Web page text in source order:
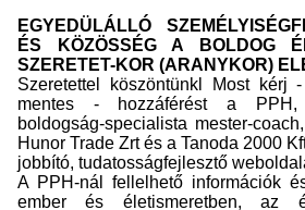
EGYEDÜLÁLLÓ
ÉS KÖZÖSSÉG A BOLDOG
SZERETET-KOR (ARANYKOR)
Szeretettel köszöntünkl Most kérj
mentes - hozzáférést a PPH,
boldogság-specialista mester-
Hunor Trade Zrt és a Tanoda 2000
jobbító, tudatosságfejlesztő
A PPH-nál fellelhető információk
ember és életismeretben, az